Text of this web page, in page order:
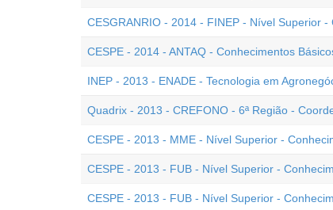
CESGRANRIO - 2014 - FINEP - Nível Superior
CESPE - 2014 - ANTAQ - Conhecimentos
INEP - 2013 - ENADE - Tecnologia em
Quadrix - 2013 - CREFONO - 6ª Região -
CESPE - 2013 - MME - Nível Superior -
CESPE - 2013 - FUB - Nível Superior -
CESPE - 2013 - FUB - Nível Superior -